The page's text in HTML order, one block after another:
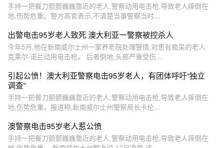
手持一把餐刀颤颤巍巍靠近的老人,警察动用电击枪,导致老人摔倒在
地,伤势危重。警方高官表示,不清楚当事警察当时...
出警电击95岁老人致死 澳大利亚一警察被控杀人
今年5月,他在新南威尔士州一家养老院处理警情,对患有痴呆的老人
克莱尔·诺兰动用电击枪。 后者倒地,头部严重受伤...
引起公愤！澳大利亚警察电击95岁老人，有团体呼吁“独立
调查”
手持一把餐刀颤颤巍巍靠近的老人,警察动用电击枪,导致老人摔倒在
地,伤势危重。报道称,新南威尔士州警察局长卡伦...
澳警察电击95岁老人惹公愤
手持一把餐刀颤颤巍巍靠近的老人,警察动用电击枪,导致老人摔倒在